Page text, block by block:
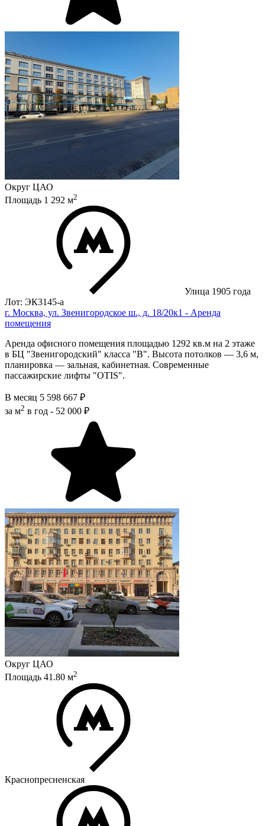
Округ ЦАО
Площадь 1 292 м2
Улица 1905 года
Лот: ЭК3145-a
г. Москва, ул. Звенигородское ш., д. 18/20к1 - Аренда
помещения
Аренда офисного помещения площадью 1292 кв.м на 2 этаже
в БЦ "Звенигородский" класса "В". Высота потолков — 3,6 м,
планировка — зальная, кабинетная. Современные
пассажирские лифты "OTIS".
В месяц 5 598 667 ₽
за м2 в год - 52 000 ₽
Округ ЦАО
Площадь 41.80 м2
Краснопресненская